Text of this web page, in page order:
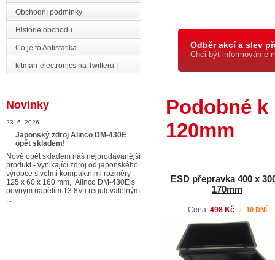
Obchodní podmínky
Historie obchodu
Co je to Antistatika
kitman-electronics na Twitteru !
Novinky
23. 6. 2026
Japonský zdroj Alinco DM-430E
opět skladem!
Nově opět skladem náš nejprodávanější
produkt - vynikající zdroj od japonského
výrobce s velmi kompaktními rozměry
125 x 60 x 160 mm, Alinco DM-430E s
pevným napětím 13.8V i regulovatelným
...
Odběr akcí a slev
Chci být informován e-
Podobné k
120mm
ESD přepravka 400 x
170mm
Cena: 498 Kč / 10 DNÍ